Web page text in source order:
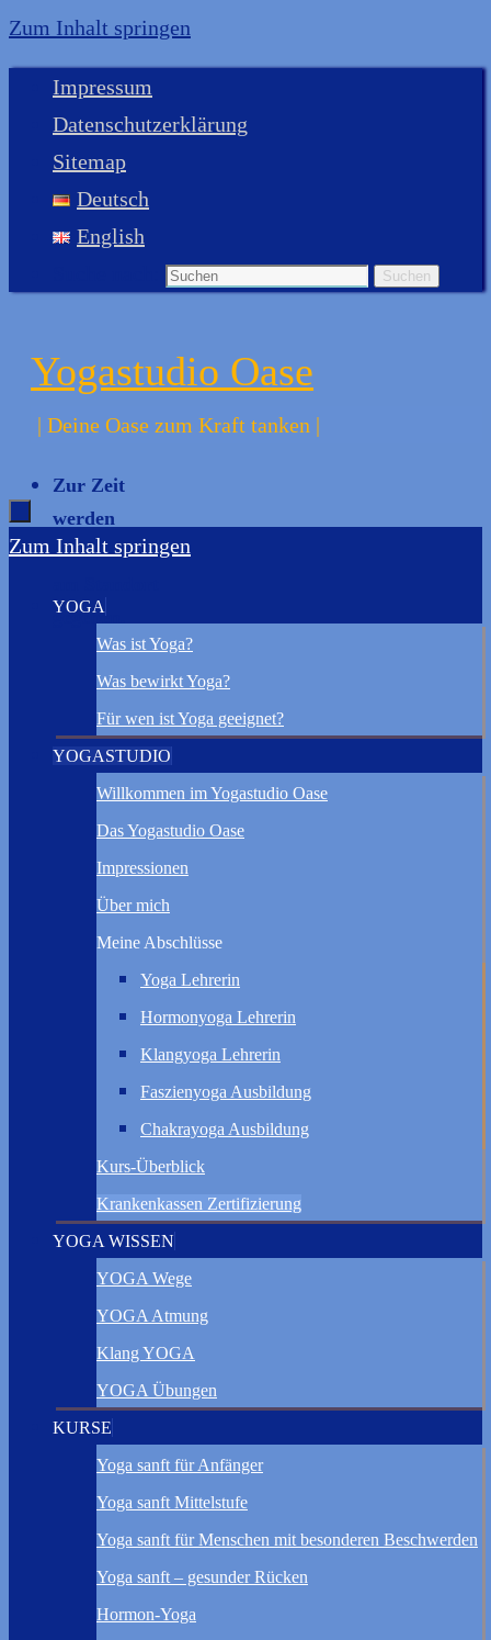
Zum Inhalt springen
Impressum
Datenschutzerklärung
Sitemap
Deutsch
English
Suchen
Yogastudio Oase
| Deine Oase zum Kraft tanken |
Zur Zeit
werden
keine Kurse
gegeben.
Zum Inhalt springen
YOGA
Was ist Yoga?
Was bewirkt Yoga?
Für wen ist Yoga geeignet?
YOGASTUDIO
Willkommen im Yogastudio Oase
Das Yogastudio Oase
Impressionen
Über mich
Meine Abschlüsse
Yoga Lehrerin
Hormonyoga Lehrerin
Klangyoga Lehrerin
Faszienyoga Ausbildung
Chakrayoga Ausbildung
Kurs-Überblick
Krankenkassen Zertifizierung
YOGA WISSEN
YOGA Wege
YOGA Atmung
Klang YOGA
YOGA Übungen
KURSE
Yoga sanft für Anfänger
Yoga sanft Mittelstufe
Yoga sanft für Menschen mit besonderen Beschwerden
Yoga sanft – gesunder Rücken
Hormon-Yoga